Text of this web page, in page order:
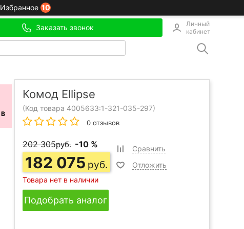
Избранное 10
Заказать звонок
Личный
кабинет
Комод Ellipse
(Код товара 4005633:1-321-035-297)
0 отзывов
202 305руб. -10 %
182 075 руб.
Товара нет в наличии
Сравнить
Отложить
Подобрать аналог